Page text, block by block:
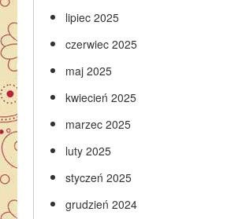
lipiec 2025
czerwiec 2025
maj 2025
kwiecień 2025
marzec 2025
luty 2025
styczeń 2025
grudzień 2024